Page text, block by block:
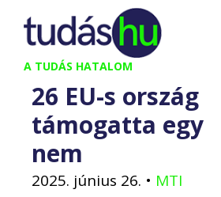
Kilépés
tartalomba
A TUDÁS HATALOM
26 EU-s ország
támogatta egy
nem
2025. június 26. • MTI